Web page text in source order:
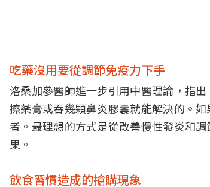
吃藥沒用要從調節免疫力下手
洛桑加參醫師進一步引用中醫理論，指
擦藥膏或吞幾顆鼻炎膠囊就能解決的。
者。最理想的方式是從改善慢性發炎和
果。
飲食習慣造成的搶購現象